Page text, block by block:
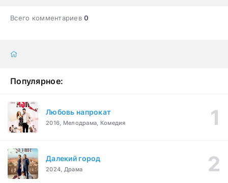
Всего комментариев0
Популярное:
Любовь напрокат
2016, Мелодрама, Комедия
Далекий город
2024, Драма